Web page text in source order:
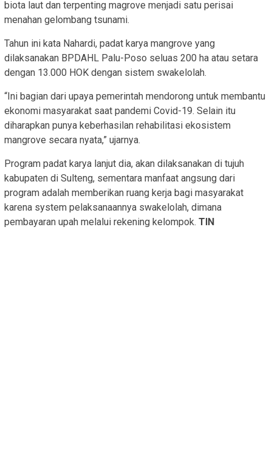
biota laut dan terpenting magrove menjadi satu perisai
menahan gelombang tsunami.
Tahun ini kata Nahardi, padat karya mangrove yang
dilaksanakan BPDAHL Palu-Poso seluas 200 ha atau setara
dengan 13.000 HOK dengan sistem swakelolah.
“Ini bagian dari upaya pemerintah mendorong untuk membantu
ekonomi masyarakat saat pandemi Covid-19. Selain itu
diharapkan punya keberhasilan rehabilitasi ekosistem
mangrove secara nyata,” ujarnya.
Program padat karya lanjut dia, akan dilaksanakan di tujuh
kabupaten di Sulteng, sementara manfaat angsung dari
program adalah memberikan ruang kerja bagi masyarakat
karena system pelaksanaannya swakelolah, dimana
pembayaran upah melalui rekening kelompok. TIN